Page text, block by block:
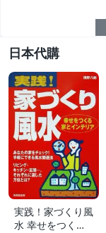
日本代購
実践！家づくり風
水 幸せをつくる